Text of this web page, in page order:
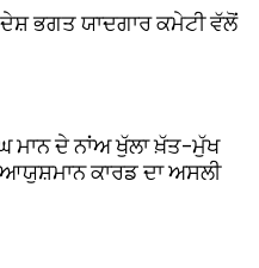
ਭਗਤ ਯਾਦਗਾਰ ਕਮੇਟੀ ਵੱਲੋਂ
ਮਾਨ ਦੇ ਨਾਂਅ ਖੁੱਲਾ ਖ਼ੱਤ–ਮੁੱਖ
ਕਾਰਡ ਦਾ ਅਸਲੀ